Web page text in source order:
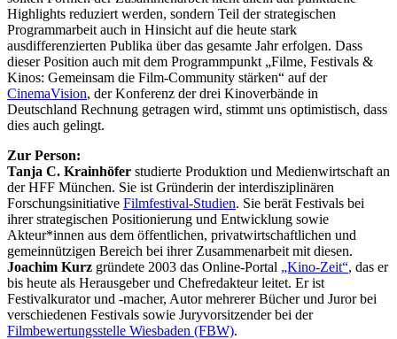
Highlights reduziert werden, sondern Teil der strategischen
Programmarbeit auch in Hinsicht auf die heute stark
ausdifferenzierten Publika über das gesamte Jahr erfolgen. Dass
dieser Position auch mit dem Programmpunkt „Filme, Festivals &
Kinos: Gemeinsam die Film-Community stärken“ auf der
CinemaVision, der Konferenz der drei Kinoverbände in
Deutschland Rechnung getragen wird, stimmt uns optimistisch, dass
dies auch gelingt.
Zur Person:
Tanja C. Krainhöfer studierte Produktion und Medienwirtschaft an
der HFF München. Sie ist Gründerin der interdisziplinären
Forschungsinitiative Filmfestival-Studien. Sie berät Festivals bei
ihrer strategischen Positionierung und Entwicklung sowie
Akteur*innen aus dem öffentlichen, privatwirtschaftlichen und
gemeinnützigen Bereich bei ihrer Zusammenarbeit mit diesen.
Joachim Kurz gründete 2003 das Online-Portal „Kino-Zeit“, das er
bis heute als Herausgeber und Chefredakteur leitet. Er ist
Festivalkurator und -macher, Autor mehrerer Bücher und Juror bei
verschiedenen Festivals sowie Juryvorsitzender bei der
Filmbewertungsstelle Wiesbaden (FBW).